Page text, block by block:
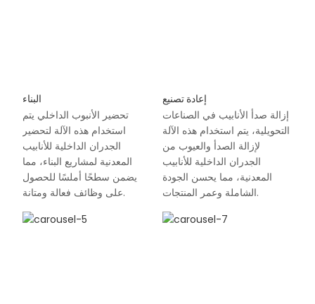
البناء
تحضير الأنبوب الداخلي يتم
استخدام هذه الآلة لتحضير
الجدران الداخلية للأنابيب
المعدنية لمشاريع البناء، مما
يضمن سطحًا أملسًا للحصول
على وظائف فعالة ومتانة.
إعادة تصنيع
إزالة صدأ الأنابيب في الصناعات
التحويلية، يتم استخدام هذه الآلة
لإزالة الصدأ والعيوب من
الجدران الداخلية للأنابيب
المعدنية، مما يحسن الجودة
الشاملة وعمر المنتجات.